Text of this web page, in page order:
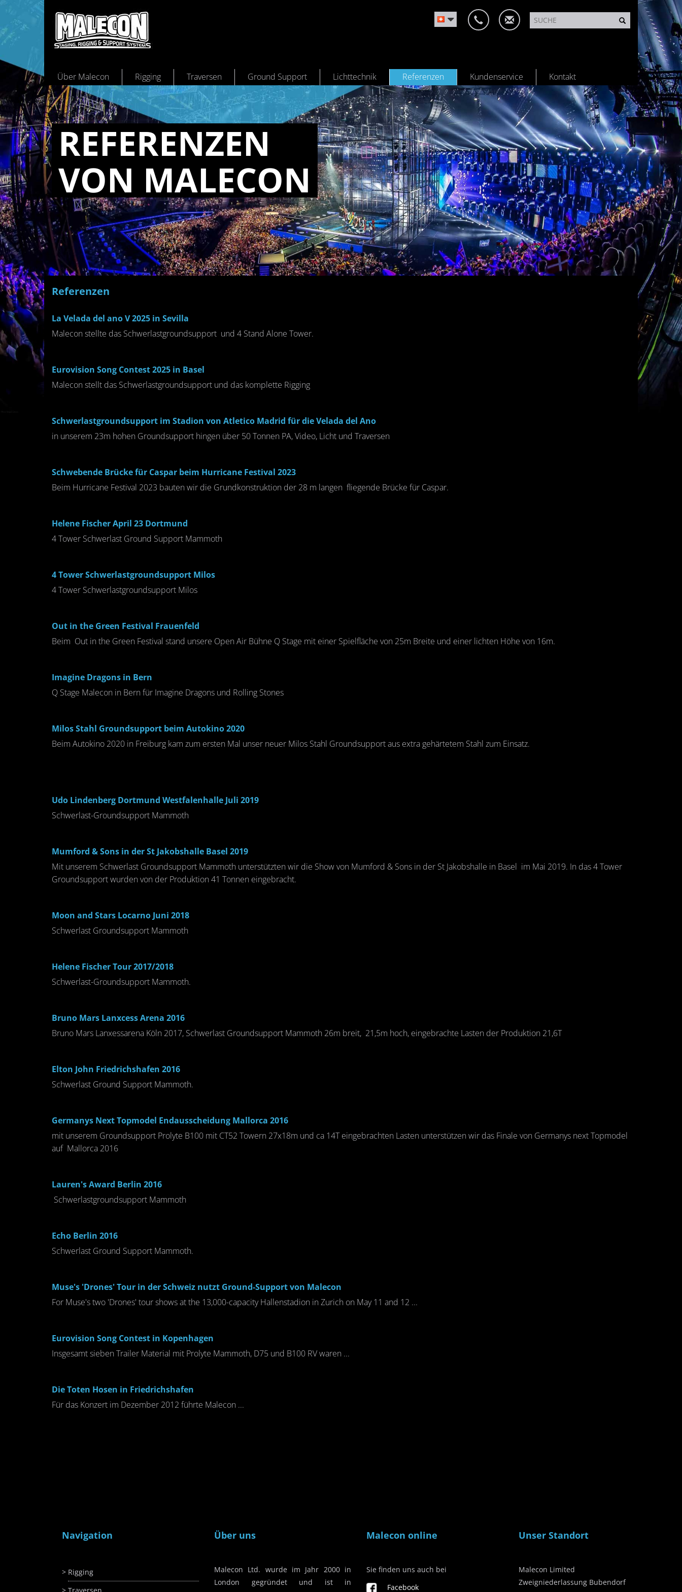
Über Malecon Rigging Traversen Ground Support Lichttechnik Referenzen Kundenservice Kontakt
REFERENZEN
VON MALECON
Referenzen
La Velada del ano V 2025 in Sevilla
Malecon stellte das Schwerlastgroundsupport und 4 Stand Alone Tower.
Eurovision Song Contest 2025 in Basel
Malecon stellt das Schwerlastgroundsupport und das komplette Rigging
Schwerlastgroundsupport im Stadion von Atletico Madrid für die Velada del Ano
in unserem 23m hohen Groundsupport hingen über 50 Tonnen PA, Video, Licht und Traversen
Schwebende Brücke für Caspar beim Hurricane Festival 2023
Beim Hurricane Festival 2023 bauten wir die Grundkonstruktion der 28 m langen fliegende Brücke für Caspar.
Helene Fischer April 23 Dortmund
4 Tower Schwerlast Ground Support Mammoth
4 Tower Schwerlastgroundsupport Milos
4 Tower Schwerlastgroundsupport Milos
Out in the Green Festival Frauenfeld
Beim Out in the Green Festival stand unsere Open Air Bühne Q Stage mit einer Spielfläche von 25m Breite und einer lichten Höhe von 16m.
Imagine Dragons in Bern
Q Stage Malecon in Bern für Imagine Dragons und Rolling Stones
Milos Stahl Groundsupport beim Autokino 2020
Beim Autokino 2020 in Freiburg kam zum ersten Mal unser neuer Milos Stahl Groundsupport aus extra gehärtetem Stahl zum Einsatz.
Udo Lindenberg Dortmund Westfalenhalle Juli 2019
Schwerlast-Groundsupport Mammoth
Mumford & Sons in der St Jakobshalle Basel 2019
Mit unserem Schwerlast Groundsupport Mammoth unterstützten wir die Show von Mumford & Sons in der St Jakobshalle in Basel im Mai 2019. In das 4 Tower
Groundsupport wurden von der Produktion 41 Tonnen eingebracht.
Moon and Stars Locarno Juni 2018
Schwerlast Groundsupport Mammoth
Helene Fischer Tour 2017/2018
Schwerlast-Groundsupport Mammoth.
Bruno Mars Lanxcess Arena 2016
Bruno Mars Lanxessarena Köln 2017, Schwerlast Groundsupport Mammoth 26m breit, 21,5m hoch, eingebrachte Lasten der Produktion 21,6T
Elton John Friedrichshafen 2016
Schwerlast Ground Support Mammoth.
Germanys Next Topmodel Endausscheidung Mallorca 2016
mit unserem Groundsupport Prolyte B100 mit CT52 Towern 27x18m und ca 14T eingebrachten Lasten unterstützen wir das Finale von Germanys next Topmodel
auf Mallorca 2016
Lauren's Award Berlin 2016
Schwerlastgroundsupport Mammoth
Echo Berlin 2016
Schwerlast Ground Support Mammoth.
Muse's 'Drones' Tour in der Schweiz nutzt Ground-Support von Malecon
For Muse's two 'Drones' tour shows at the 13,000-capacity Hallenstadion in Zurich on May 11 and 12 ...
Eurovision Song Contest in Kopenhagen
Insgesamt sieben Trailer Material mit Prolyte Mammoth, D75 und B100 RV waren ...
Die Toten Hosen in Friedrichshafen
Für das Konzert im Dezember 2012 führte Malecon ...
Navigation
Rigging
Über uns
Malecon Ltd. wurde im Jahr 2000 in
London gegründet und ist in
Malecon online
Sie finden uns auch bei
Facebook
Unser Standort
Malecon Limited
Zweigniederlassung Bubendorf